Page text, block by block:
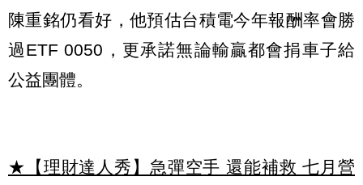
陳重銘仍看好，他預估台積電今年報酬率會勝
過ETF 0050，更承諾無論輸贏都會捐車子給
公益團體。
★【理財達人秀】急彈空手 還能補救 七月營